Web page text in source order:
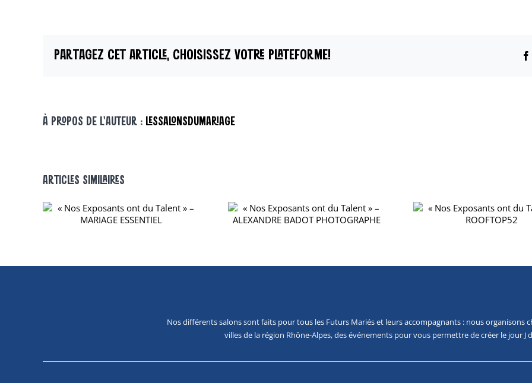
Talent »
PARTAGEZ CET ARTICLE, CHOISISSEZ VOTRE PLATEFORME!
À PROPOS DE L'AUTEUR : LESSALONSDUMARIAGE
ARTICLES SIMILAIRES
« NOS EXPOSANTS ONT DU
TALENT » – ALEXANDRE
« NOS EXPOSANTS ONT DU
« NOS
TALENT » –
Nos différents salons sont faits pour tous les Futurs Mariés et leurs accompagnants : nous organisons
villes de la région Rhône-Alpes, des événements pour vous permettre de créer le jour J